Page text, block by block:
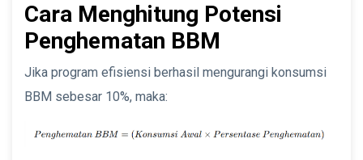
Cara Menghitung Potensi
Penghematan BBM
Jika program efisiensi berhasil mengurangi konsumsi
BBM sebesar 10%, maka: